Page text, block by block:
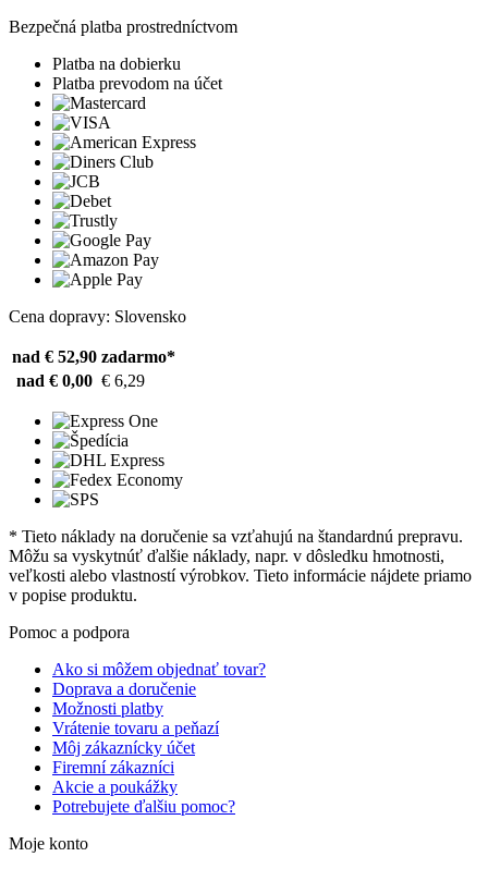
Bezpečná platba prostredníctvom
Platba na dobierku
Platba prevodom na účet
Cena dopravy: Slovensko
nad € 52,90 zadarmo*
nad € 0,00 € 6,29
* Tieto náklady na doručenie sa vzťahujú na štandardnú prepravu.
Môžu sa vyskytnúť ďalšie náklady, napr. v dôsledku hmotnosti,
veľkosti alebo vlastností výrobkov. Tieto informácie nájdete priamo
v popise produktu.
Pomoc a podpora
Ako si môžem objednať tovar?
Doprava a doručenie
Možnosti platby
Vrátenie tovaru a peňazí
Môj zákaznícky účet
Firemní zákazníci
Akcie a poukážky
Potrebujete ďalšiu pomoc?
Moje konto